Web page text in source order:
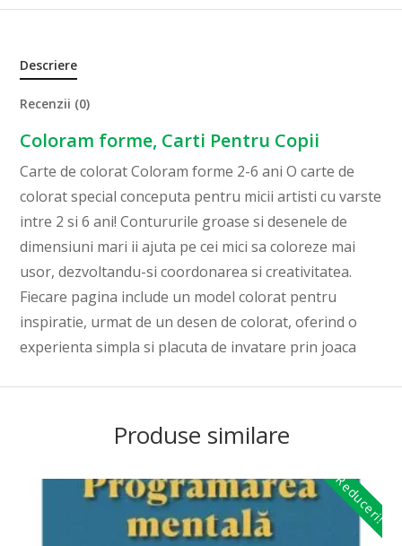
Descriere
Recenzii (0)
Coloram forme, Carti Pentru Copii
Carte de colorat Coloram forme 2-6 ani O carte de
colorat special conceputa pentru micii artisti cu varste
intre 2 si 6 ani! Contururile groase si desenele de
dimensiuni mari ii ajuta pe cei mici sa coloreze mai
usor, dezvoltandu-si coordonarea si creativitatea.
Fiecare pagina include un model colorat pentru
inspiratie, urmat de un desen de colorat, oferind o
experienta simpla si placuta de invatare prin joaca
Produse similare
Reduceri!